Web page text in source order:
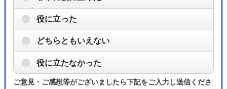
役に立った
どちらともいえない
役に立たなかった
ご意見・ご感想等がございましたら下記をご入力し送信くださ